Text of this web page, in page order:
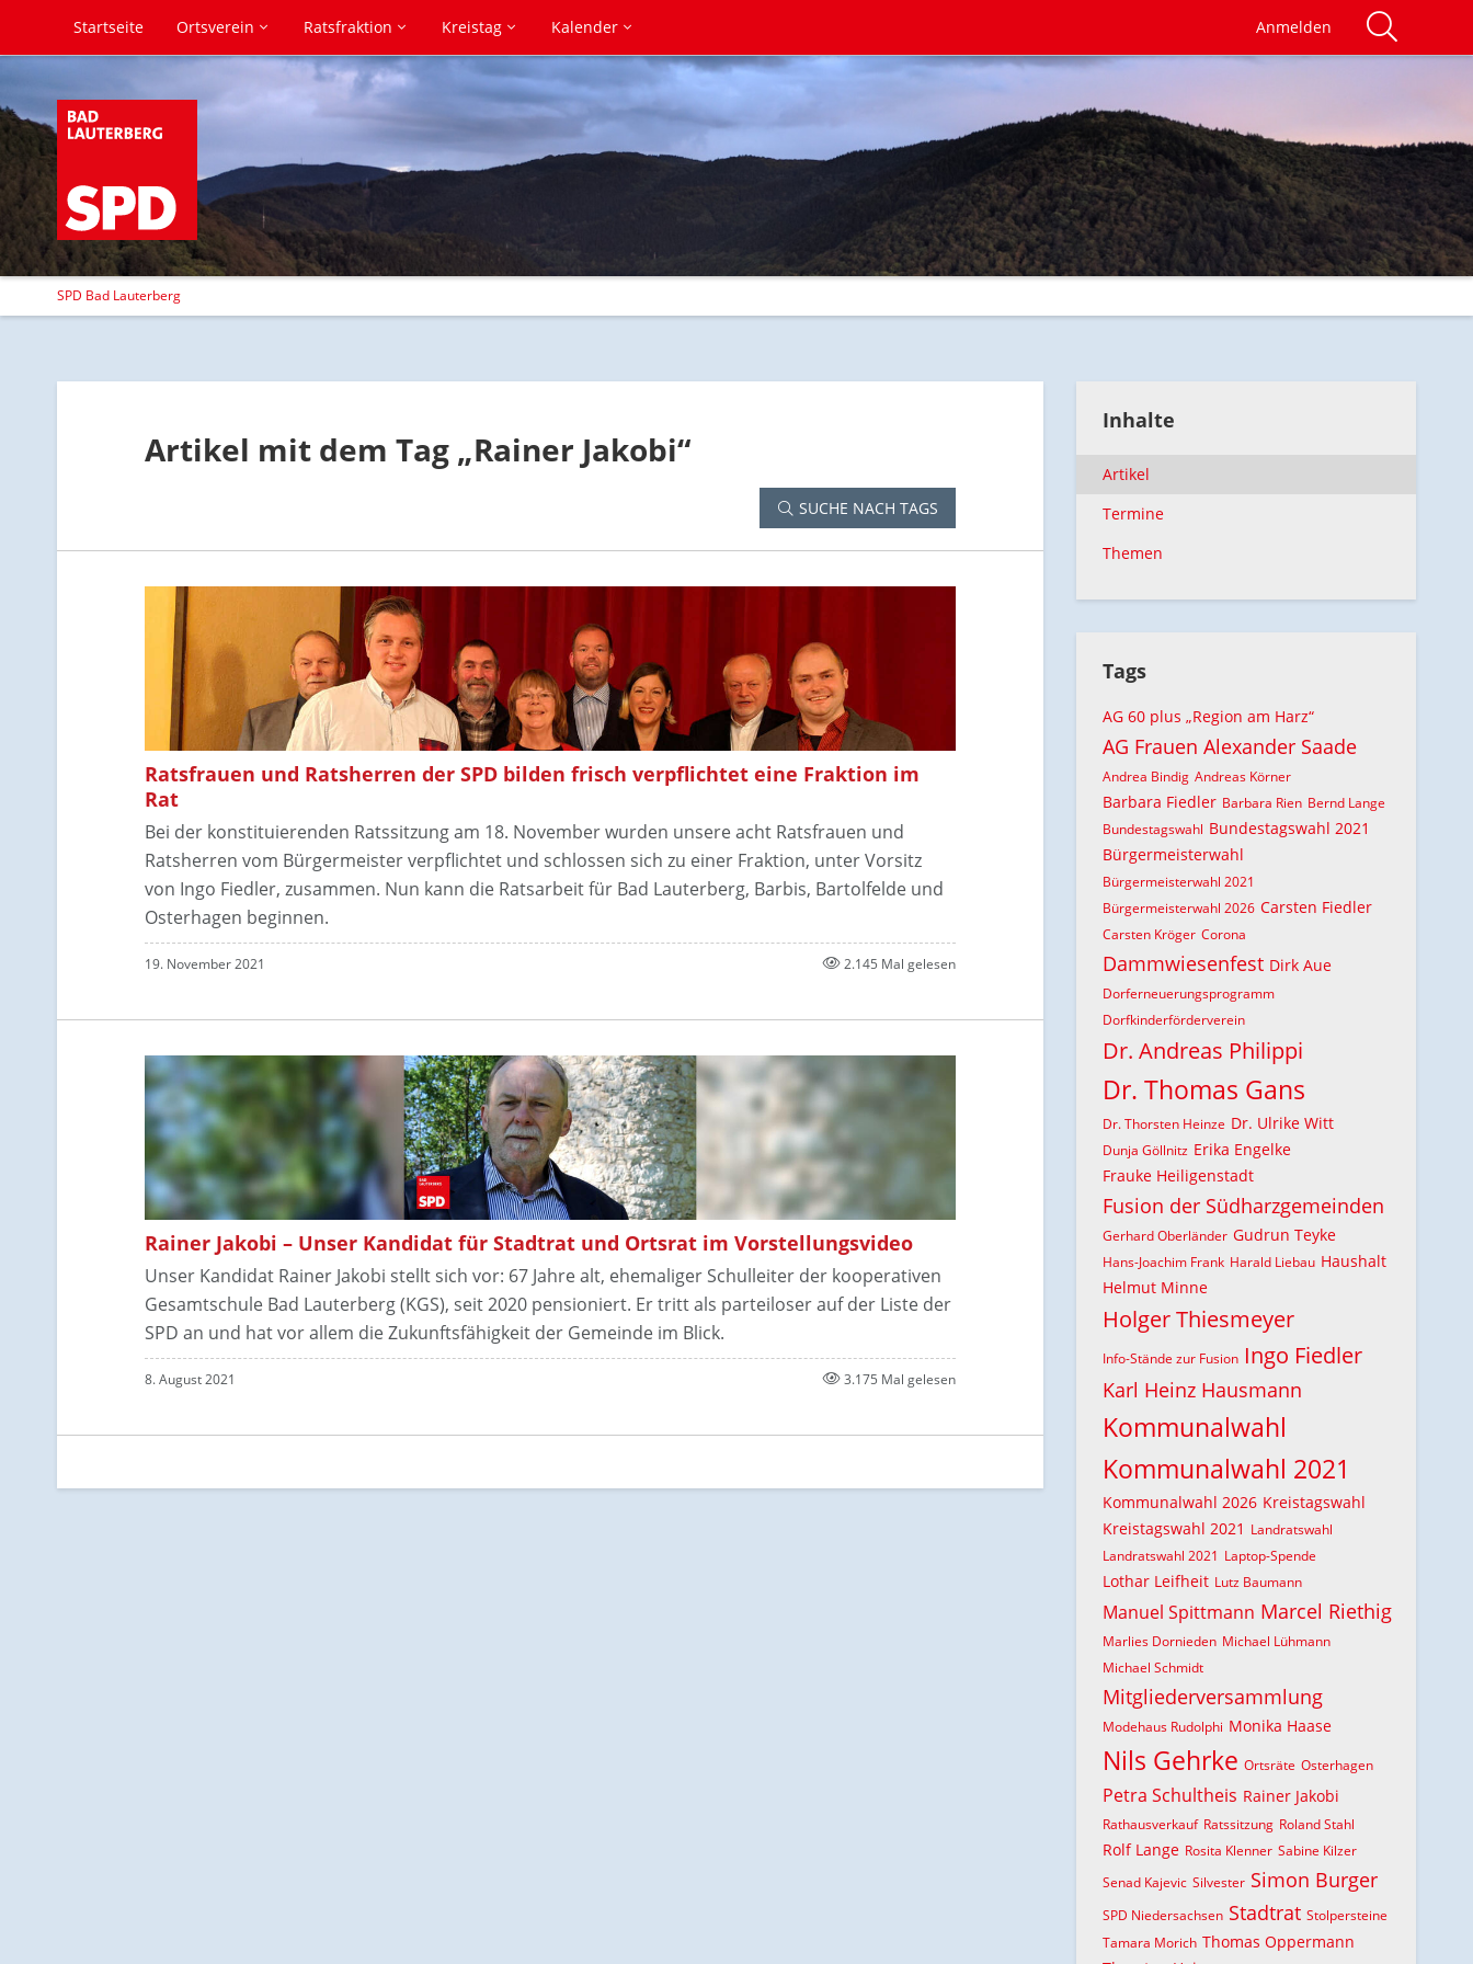
Startseite Ortsverein Ratsfraktion Kreistag Kalender Anmelden
SPD Bad Lauterberg
Artikel mit dem Tag „Rainer Jakobi“
SUCHE NACH TAGS
Ratsfrauen und Ratsherren der SPD bilden frisch verpflichtet eine Fraktion im
Rat
Bei der konstituierenden Ratssitzung am 18. November wurden unsere acht Ratsfrauen und
Ratsherren vom Bürgermeister verpflichtet und schlossen sich zu einer Fraktion, unter Vorsitz
von Ingo Fiedler, zusammen. Nun kann die Ratsarbeit für Bad Lauterberg, Barbis, Bartolfelde und
Osterhagen beginnen.
19. November 2021 2.145 Mal gelesen
Rainer Jakobi – Unser Kandidat für Stadtrat und Ortsrat im Vorstellungsvideo
Unser Kandidat Rainer Jakobi stellt sich vor: 67 Jahre alt, ehemaliger Schulleiter der kooperativen
Gesamtschule Bad Lauterberg (KGS), seit 2020 pensioniert. Er tritt als parteiloser auf der Liste der
SPD an und hat vor allem die Zukunftsfähigkeit der Gemeinde im Blick.
8. August 2021 3.175 Mal gelesen
Inhalte
Artikel
Termine
Themen
Tags
AG 60 plus „Region am Harz“
AG Frauen Alexander Saade
Andrea Bindig Andreas Körner
Barbara Fiedler Barbara Rien Bernd Lange
Bundestagswahl Bundestagswahl 2021
Bürgermeisterwahl
Bürgermeisterwahl 2021
Bürgermeisterwahl 2026 Carsten Fiedler
Carsten Kröger Corona
Dammwiesenfest Dirk Aue
Dorferneuerungsprogramm
Dorfkinderförderverein
Dr. Andreas Philippi
Dr. Thomas Gans
Dr. Thorsten Heinze Dr. Ulrike Witt
Dunja Göllnitz Erika Engelke
Frauke Heiligenstadt
Fusion der Südharzgemeinden
Gerhard Oberländer Gudrun Teyke
Hans-Joachim Frank Harald Liebau Haushalt
Helmut Minne
Holger Thiesmeyer
Info-Stände zur Fusion Ingo Fiedler
Karl Heinz Hausmann
Kommunalwahl
Kommunalwahl 2021
Kommunalwahl 2026 Kreistagswahl
Kreistagswahl 2021 Landratswahl
Landratswahl 2021 Laptop-Spende
Lothar Leifheit Lutz Baumann
Manuel Spittmann Marcel Riethig
Marlies Dornieden Michael Lühmann
Michael Schmidt
Mitgliederversammlung
Modehaus Rudolphi Monika Haase
Nils Gehrke Ortsräte Osterhagen
Petra Schultheis Rainer Jakobi
Rathausverkauf Ratssitzung Roland Stahl
Rolf Lange Rosita Klenner Sabine Kilzer
Senad Kajevic Silvester Simon Burger
SPD Niedersachsen Stadtrat Stolpersteine
Tamara Morich Thomas Oppermann